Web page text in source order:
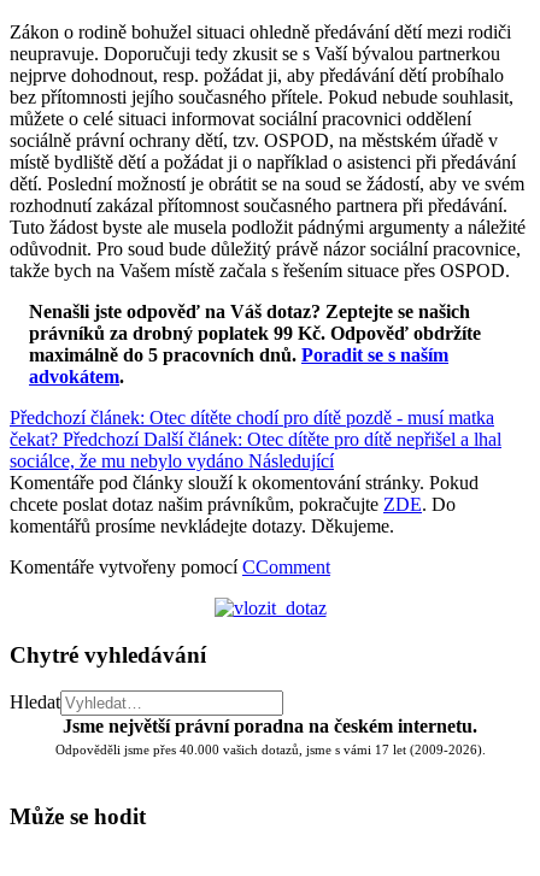
Zákon o rodině bohužel situaci ohledně předávání dětí mezi rodiči
neupravuje. Doporučuji tedy zkusit se s Vaší bývalou partnerkou
nejprve dohodnout, resp. požádat ji, aby předávání dětí probíhalo
bez přítomnosti jejího současného přítele. Pokud nebude souhlasit,
můžete o celé situaci informovat sociální pracovnici oddělení
sociálně právní ochrany dětí, tzv. OSPOD, na městském úřadě v
místě bydliště dětí a požádat ji o například o asistenci při předávání
dětí. Poslední možností je obrátit se na soud se žádostí, aby ve svém
rozhodnutí zakázal přítomnost současného partnera při předávání.
Tuto žádost byste ale musela podložit pádnými argumenty a náležité
odůvodnit. Pro soud bude důležitý právě názor sociální pracovnice,
takže bych na Vašem místě začala s řešením situace přes OSPOD.
Nenašli jste odpověď na Váš dotaz? Zeptejte se našich
právníků za drobný poplatek 99 Kč. Odpověď obdržíte
maximálně do 5 pracovních dnů. Poradit se s naším
advokátem.
Předchozí článek: Otec dítěte chodí pro dítě pozdě - musí matka
čekat? Předchozí Další článek: Otec dítěte pro dítě nepřišel a lhal
sociálce, že mu nebylo vydáno Následující
Komentáře pod články slouží k okomentování stránky. Pokud
chcete poslat dotaz našim právníkům, pokračujte ZDE. Do
komentářů prosíme nevkládejte dotazy. Děkujeme.
Komentáře vytvořeny pomocíCComment
Chytré vyhledávání
Hledat
Jsme největší právní poradna na českém internetu.
Odpověděli jsme přes 40.000 vašich dotazů, jsme s vámi 17 let (2009-2026).
Může se hodit